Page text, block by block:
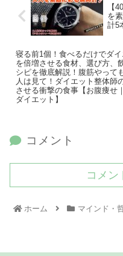
【
を
計5
寝る前1個！食べるだけでダ
を倍増させる食材、選び方、
シピを徹底解説！腹筋やって
人は見て！ダイエット整体師
させる衝撃の食事【お腹痩せ
ダイエット】
コメント
コメン
ホーム マインド・